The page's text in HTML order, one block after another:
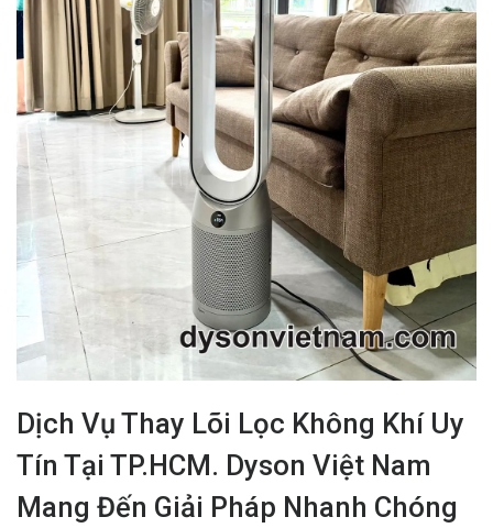
Dịch Vụ Thay Lõi Lọc Không Khí Uy
Tín Tại TP.HCM. Dyson Việt Nam
Mang Đến Giải Pháp Nhanh Chóng